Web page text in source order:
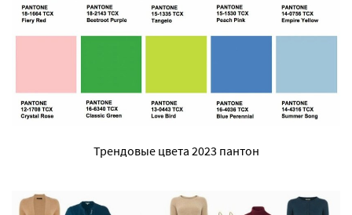
Трендовые цвета 2023 пантон